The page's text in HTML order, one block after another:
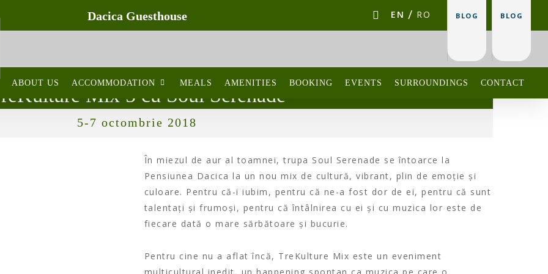
BLOG
BLOG
EN RO
Dacica Guesthouse
ABOUT US ACCOMMODATION MEALS AMENITIES BOOKING EVENTS SURROUNDINGS CONTACT
Mix 5 cu Soul Serenade
5-7 octombrie 2018
În miezul de aur al toamnei, trupa Soul Serenade se întoarce la
Pensiunea Dacica la un nou mix de cultură, vibrant, plin de emoție și
culoare. Pentru că-i iubim, pentru că ne-a fost dor de ei, pentru că sunt
talentați și frumoși, pentru că întâlnirea cu ei și cu muzica lor este de
fiecare dată o mare sărbătoare și bucurie.
Pentru cine nu a aflat încă, TreKulture Mix este un eveniment